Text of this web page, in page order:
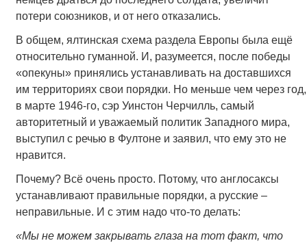
потери союзников, и от него отказались.
В общем, ялтинская схема раздела Европы была ещё
относительно гуманной. И, разумеется, после победы
«опекуны» принялись устанавливать на доставшихся
им территориях свои порядки. Но меньше чем через год,
в марте 1946-го, сэр Уинстон Черчилль, самый
авторитетный и уважаемый политик Западного мира,
выступил с речью в Фултоне и заявил, что ему это не
нравится.
Почему? Всё очень просто. Потому, что англосаксы
устанавливают правильные порядки, а русские –
неправильные. И с этим надо что-то делать:
«Мы не можем закрывать глаза на тот факт, что